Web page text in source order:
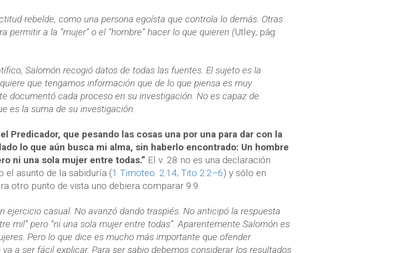
rebelde, como una persona egoísta que controla lo demás. Otras
permitir a la “mujer” o el “hombre” hacer lo que quieren (Utley, pág.
Salomón recogió datos de todas las fuentes. El sujeto es la
que tengamos información que de lo que piensa es muy
documentó cada proceso en su investigación. No es capaz de
es la suma de su investigación.
Predicador, que pesando las cosas una por una para dar con la
lo que aún busca mi alma, sin haberlo encontrado: Un hombre
ni una sola mujer entre todas.” El v. 28 no es una declaración
el asunto de la sabiduría (1 Timoteo. 2:14; Tito 2:2–6) y sólo en
otro punto de vista uno debiera comparar 9:9.
ejercicio casual. No avanzó dando traspiés. No anticipó la respuesta
mil” pero “ni una sola mujer entre todas”. Aparentemente Salomón es
Pero lo que dice es mucho más importante que ofender
va a ser fácil explicar. Para ser sabio debemos considerar los resultados